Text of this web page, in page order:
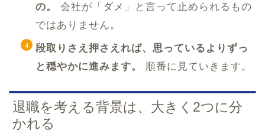
の。
会社が「ダメ」と言って止められるもの
ではありません。
段取りさえ押さえれば、思っているよりずっ
と穏やかに進みます。
順番に見ていきます。
退職を考える背景は、大きく2つに分
かれる